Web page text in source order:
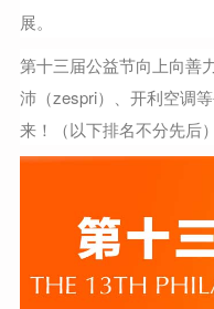
展。
第十三届公益节向上向善
沛（zespri）、开利空调
来！（以下排名不分先后）